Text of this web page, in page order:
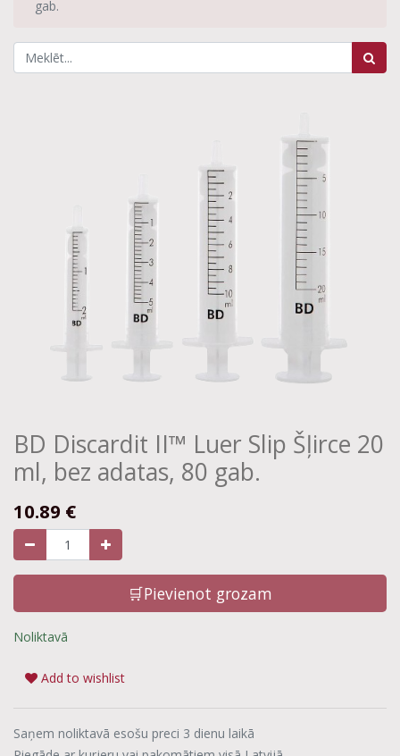
gab.
BD Discardit II™ Luer Slip Šļirce 20
ml, bez adatas, 80 gab.
10.89 €
🛒Pievienot grozam
Noliktavā
Add to wishlist
Saņem noliktavā esošu preci 3 dienu laikā